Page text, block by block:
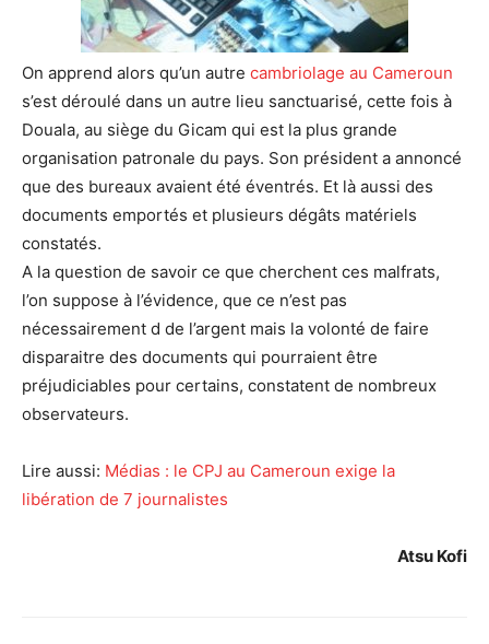
On apprend alors qu’un autre cambriolage au Cameroun
s’est déroulé dans un autre lieu sanctuarisé, cette fois à
Douala, au siège du Gicam qui est la plus grande
organisation patronale du pays. Son président a annoncé
que des bureaux avaient été éventrés. Et là aussi des
documents emportés et plusieurs dégâts matériels
constatés.
A la question de savoir ce que cherchent ces malfrats,
l’on suppose à l’évidence, que ce n’est pas
nécessairement d de l’argent mais la volonté de faire
disparaitre des documents qui pourraient être
préjudiciables pour certains, constatent de nombreux
observateurs.
Lire aussi: Médias : le CPJ au Cameroun exige la
libération de 7 journalistes
Atsu Kofi